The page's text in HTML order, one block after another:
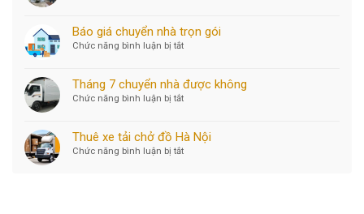
Báo giá chuyển nhà trọn gói
Chức năng bình luận bị tắt
chuyển
Tháng 7 chuyển nhà được không
Chức năng bình luận bị tắt
chuyển
Thuê xe tải chở đồ Hà Nội
Chức năng bình luận bị tắt